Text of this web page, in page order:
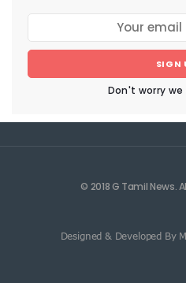
SIGN
Don't worry
© 2018 G Tamil News.
Designed & Developed By